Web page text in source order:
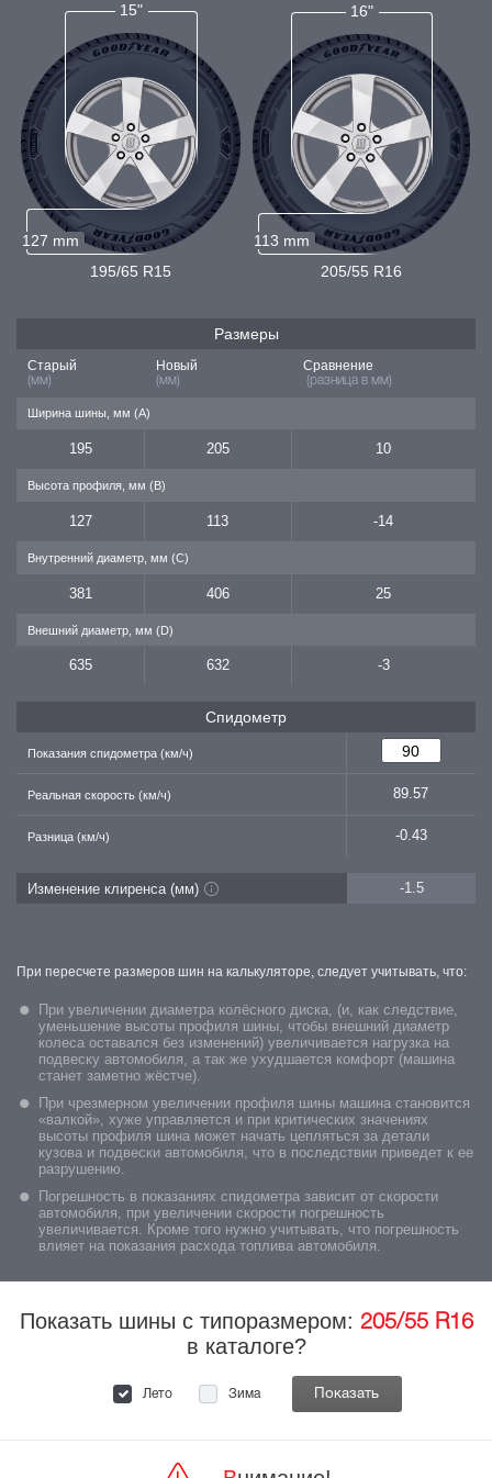
15"
127 mm
195/65 R15
16"
113 mm
205/55 R16
Размеры
Старый
(мм)
Новый
(мм)
Сравнение
(разница в мм)
Ширина шины, мм (A)
195 205 10
Высота профиля, мм (B)
127 113 -14
Внутренний диаметр, мм (C)
381 406 25
Внешний диаметр, мм (D)
635 632 -3
Спидометр
Показания спидометра (км/ч)
Реальная скорость (км/ч) 89.57
Разница (км/ч) -0.43
Изменение клиренса (мм) -1.5
При пересчете размеров шин на калькуляторе, следует учитывать, что:
При увеличении диаметра колёсного диска, (и, как следствие,
уменьшение высоты профиля шины, чтобы внешний диаметр
колеса оставался без изменений) увеличивается нагрузка на
подвеску автомобиля, а так же ухудшается комфорт (машина
станет заметно жёстче).
При чрезмерном увеличении профиля шины машина становится
«валкой», хуже управляется и при критических значениях
высоты профиля шина может начать цепляться за детали
кузова и подвески автомобиля, что в последствии приведет к ее
разрушению.
Погрешность в показаниях спидометра зависит от скорости
автомобиля, при увеличении скорости погрешность
увеличивается. Кроме того нужно учитывать, что погрешность
влияет на показания расхода топлива автомобиля.
Показать шины с типоразмером: 205/55 R16
в каталоге?
Лето Зима